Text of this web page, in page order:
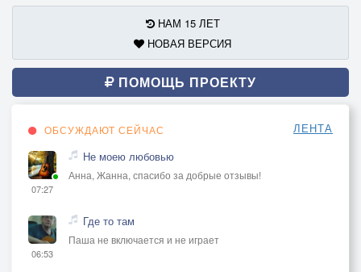
НАМ 15 ЛЕТ
НОВАЯ ВЕРСИЯ
ПОМОЩЬ ПРОЕКТУ
ОБСУЖДАЮТ СЕЙЧАС ЛЕНТА
07:27
Не моею любовью
Анна, Жанна, спасибо за добрые отзывы!
06:53
Где то там
Паша не включается и не играет